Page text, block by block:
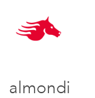
almondi